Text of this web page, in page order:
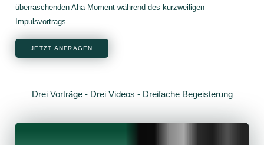
überraschenden Aha-Moment während des kurzweiligen
Impulsvortrags .
JETZT ANFRAGEN
Drei Vorträge - Drei Videos - Dreifache Begeisterung